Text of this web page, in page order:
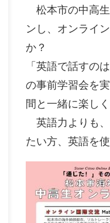
松本市の中高生
ンし、オンライ
か？
「英語で話すの
の事前学習会を
間と一緒に楽し
英語力よりも、
たい方、英語を